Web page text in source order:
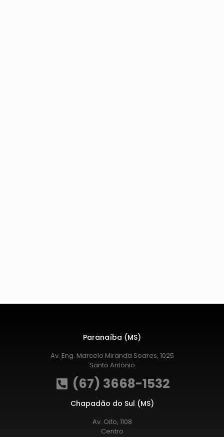
Paranaíba (MS)
Av. Eng. Marcelo Miranda Soares, 1025
Santo Antônio
(67) 3668-1532
Chapadão do Sul (MS)
Av. Oito, 1108
Centro